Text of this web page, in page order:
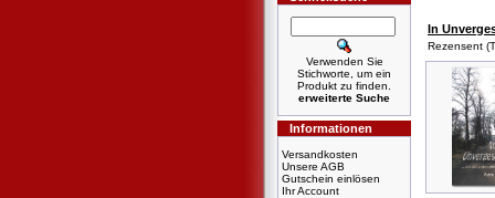
Verwenden Sie
Stichworte, um ein
Produkt zu finden.
erweiterte Suche
Informationen
Versandkosten
Unsere AGB
Gutschein einlösen
Ihr Account
In
Rezensent